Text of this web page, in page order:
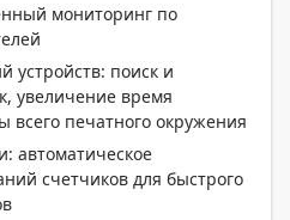
мониторинг по
устройств: поиск и
увеличение время
всего печатного окружения
автоматическое
счетчиков для быстрого